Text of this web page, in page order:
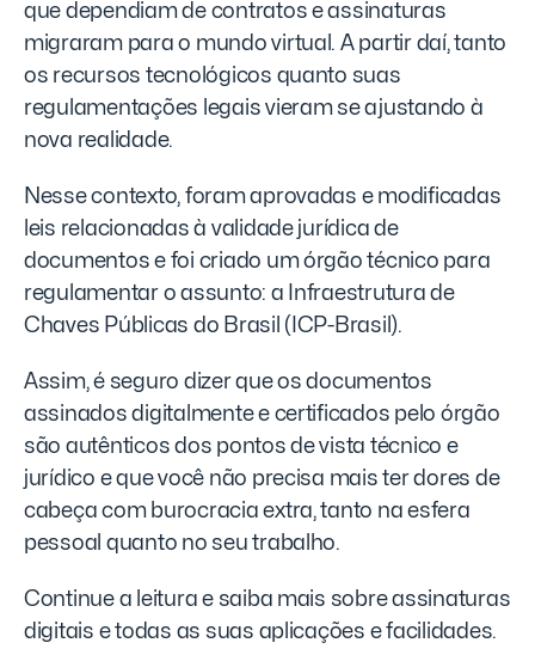
que dependiam de contratos e assinaturas
migraram para o mundo virtual. A partir daí, tanto
os recursos tecnológicos quanto suas
regulamentações legais vieram se ajustando à
nova realidade.
Nesse contexto, foram aprovadas e modificadas
leis relacionadas à validade jurídica de
documentos e foi criado um órgão técnico para
regulamentar o assunto: a Infraestrutura de
Chaves Públicas do Brasil (ICP-Brasil).
Assim, é seguro dizer que os documentos
assinados digitalmente e certificados pelo órgão
são autênticos dos pontos de vista técnico e
jurídico e que você não precisa mais ter dores de
cabeça com burocracia extra, tanto na esfera
pessoal quanto no seu trabalho.
Continue a leitura e saiba mais sobre assinaturas
digitais e todas as suas aplicações e facilidades.